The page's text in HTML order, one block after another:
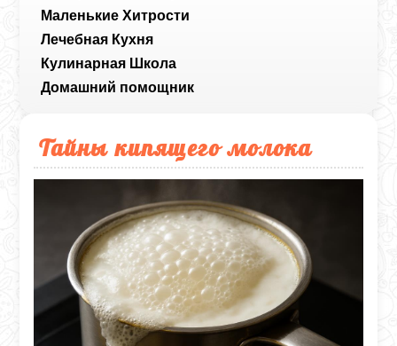
Маленькие Хитрости
Лечебная Кухня
Кулинарная Школа
Домашний помощник
Тайны кипящего молока